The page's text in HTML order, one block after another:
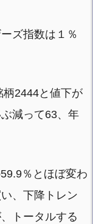
ズ指数は１％
2444と値下が
減って63、年
％とほぼ変わ
、下降トレン
トータルする